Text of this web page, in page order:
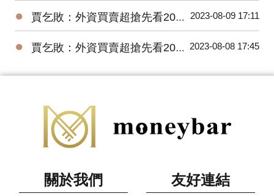
● 賈乞敗：外資買賣超搶先看20230809 2023-08-09 17:11
● 賈乞敗：外資買賣超搶先看20230808 2023-08-08 17:45
關於我們 友好連結